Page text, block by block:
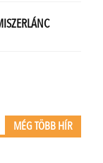
MÉG TÖBB HÍR